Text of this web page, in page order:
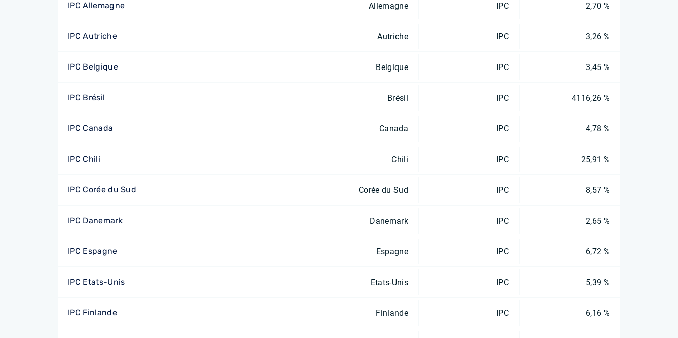
IPC Allemagne Allemagne IPC 2,70 %
IPC Autriche Autriche IPC 3,26 %
IPC Belgique Belgique IPC 3,45 %
IPC Brésil Brésil IPC 4116,26 %
IPC Canada Canada IPC 4,78 %
IPC Chili Chili IPC 25,91 %
IPC Corée du Sud Corée du Sud IPC 8,57 %
IPC Danemark Danemark IPC 2,65 %
IPC Espagne Espagne IPC 6,72 %
IPC Etats-Unis Etats-Unis IPC 5,39 %
IPC Finlande Finlande IPC 6,16 %